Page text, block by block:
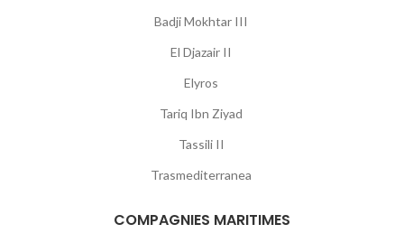
Badji Mokhtar III
El Djazair II
Elyros
Tariq Ibn Ziyad
Tassili II
Trasmediterranea
COMPAGNIES MARITIMES